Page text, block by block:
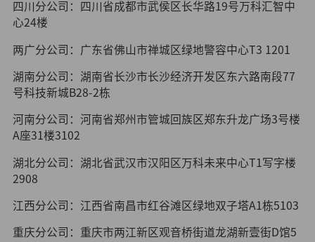
四川分公司：四川省成都市武侯区长华路19号万科汇智中
心24楼
两广分公司：广东省佛山市禅城区绿地警容中心T3 1201
湖南分公司：湖南省长沙市长沙经济开发区东六路南段77
号科技新城B28-2栋
河南分公司：河南省郑州市管城回族区郑东升龙广场3号楼
A座31楼3102
湖北分公司：湖北省武汉市汉阳区万科未来中心T1写字楼
2908
江西分公司：江西省南昌市红谷滩区绿地双子塔A1栋5103
重庆分公司：重庆市两江新区观音桥街道龙湖新壹街D馆5